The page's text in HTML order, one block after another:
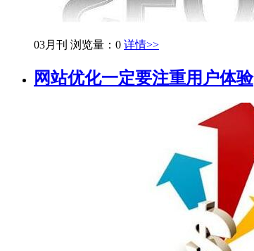
03月刊 浏览量：0 详情>>
网站优化一定要注重用户体验